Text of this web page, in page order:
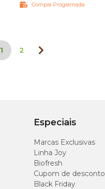
Compra Programada
1 2
Especiais
Marcas Exclusivas
Linha Joy
Biofresh
Cupom de desconto
Black Friday